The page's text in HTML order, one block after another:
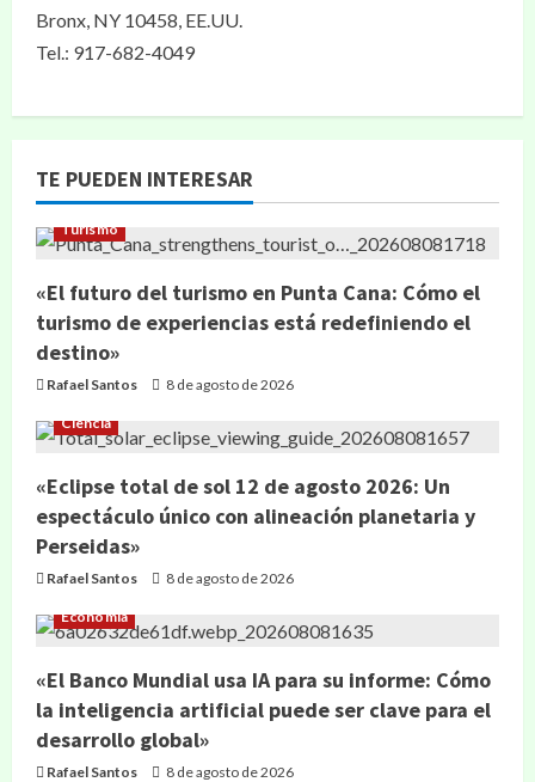
Bronx, NY 10458, EE.UU.
Tel.: 917-682-4049
TE PUEDEN INTERESAR
Turismo
«El futuro del turismo en Punta Cana: Cómo el
turismo de experiencias está redefiniendo el
destino»
Rafael Santos 8 de agosto de 2026
Ciencia
«Eclipse total de sol 12 de agosto 2026: Un
espectáculo único con alineación planetaria y
Perseidas»
Rafael Santos 8 de agosto de 2026
Economía
«El Banco Mundial usa IA para su informe: Cómo
la inteligencia artificial puede ser clave para el
desarrollo global»
Rafael Santos 8 de agosto de 2026